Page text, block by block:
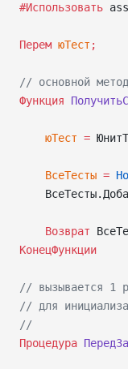
#Использовать
Перем юТест ;
// основной
Функция
    юТест
=
    ВсеТесты
=
    Возврат
КонецФункции
// вызывается 1
// для
//
Процедура